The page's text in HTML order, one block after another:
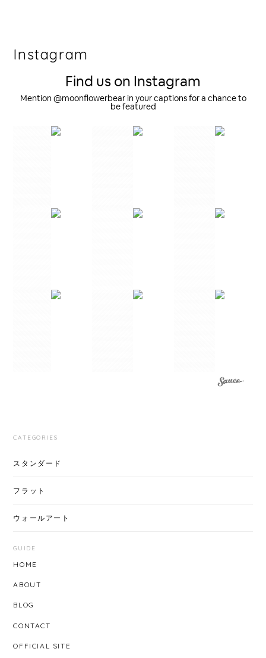
Instagram
Find us on Instagram
Mention @moonflowerbear in your captions for a chance to
be featured
CATEGORIES
スタンダード
フラット
ウォールアート
GUIDE
HOME
ABOUT
BLOG
CONTACT
OFFICIAL SITE